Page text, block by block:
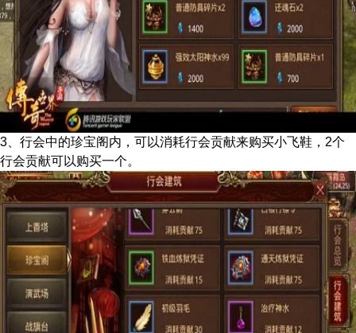
3、行会中的珍宝阁内，可以消耗行会贡献来购买小飞鞋，2个
行会贡献可以购买一个。